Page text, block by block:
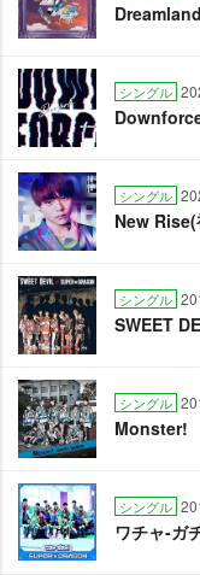
シングル
シングル
New Rise(
シングル
SWEET
シングル
Monster!
シングル
ワチャ-ガ